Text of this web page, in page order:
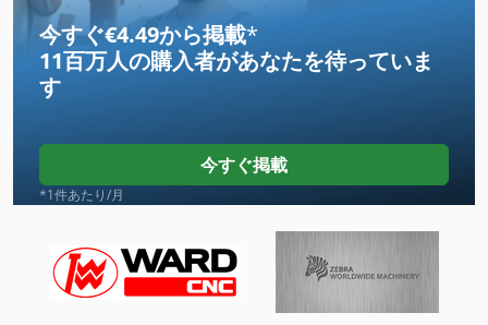
Dws 200
Fu 400
Gmx 400 Linear
Hb 450
Hc 310
Hsc 20 Linear
今すぐ€4.49から掲載*
11百万人の購入者があなたを待っていま
す
今すぐ掲載
*1件あたり/月